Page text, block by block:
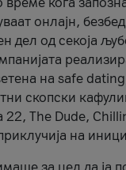
онлајн,
дел од секоја
на safe
скопски
22, The Dude,
на